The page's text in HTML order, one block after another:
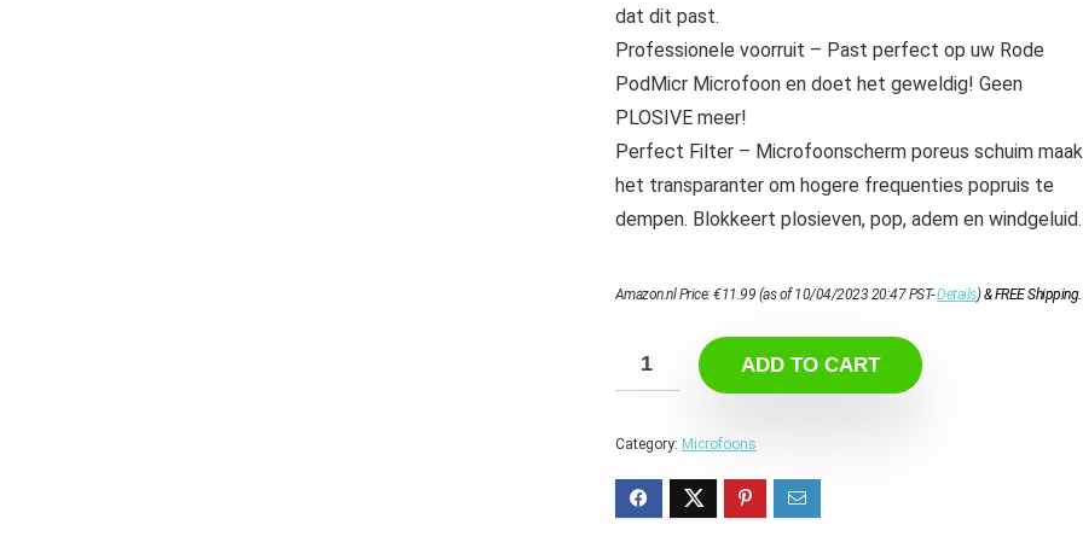
dat dit past.
Professionele voorruit – Past perfect op uw Rode
PodMicr Microfoon en doet het geweldig! Geen
PLOSIVE meer!
Perfect Filter – Microfoonscherm poreus schuim
het transparanter om hogere frequenties popruis te
dempen. Blokkeert plosieven, pop, adem en windgeluid.
Amazon.nl Price:€11.99 (as of 10/04/2023 20:47 PST-Details)&FREE Shipping.
ADD TO CART
Category: Microfoons